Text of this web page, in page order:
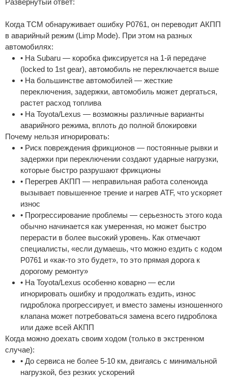
Когда TCM обнаруживает ошибку P0761, он переводит АКПП
в аварийный режим (Limp Mode). При этом на разных
автомобилях:
• На Subaru — коробка фиксируется на 1-й передаче
(locked to 1st gear), автомобиль не переключается выше
• На большинстве автомобилей — жесткие
переключения, задержки, автомобиль может дергаться,
растет расход топлива
• На Toyota/Lexus — возможны различные варианты
аварийного режима, вплоть до полной блокировки
Почему нельзя игнорировать:
• Риск повреждения фрикционов — постоянные рывки и
задержки при переключении создают ударные нагрузки,
которые быстро разрушают фрикционы
• Перегрев АКПП — неправильная работа соленоида
вызывает повышенное трение и нагрев ATF, что ускоряет
износ
• Прогрессирование проблемы — серьезность этого кода
обычно начинается как умеренная, но может быстро
перерасти в более высокий уровень. Как отмечают
специалисты, «если думаешь, что можно ездить с кодом
P0761 и «как-то это будет», то это прямая дорога к
дорогому ремонту»
• На Toyota/Lexus особенно коварно — если
игнорировать ошибку и продолжать ездить, износ
гидроблока прогрессирует, и вместо замены изношенного
клапана может потребоваться замена всего гидроблока
или даже всей АКПП
Когда можно доехать своим ходом (только в экстренном
случае):
• До сервиса не более 5-10 км, двигаясь с минимальной
нагрузкой, без резких ускорений